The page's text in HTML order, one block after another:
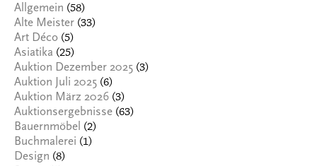
Allgemein (58)
Alte Meister (33)
Art Déco (5)
Asiatika (25)
Auktion Dezember 2025 (3)
Auktion Juli 2025 (6)
Auktion März 2026 (3)
Auktionsergebnisse (63)
Bauernmöbel (2)
Buchmalerei (1)
Design (8)